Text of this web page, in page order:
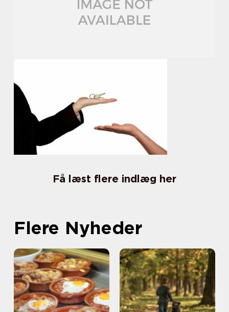
Få læst flere indlæg her
Flere Nyheder